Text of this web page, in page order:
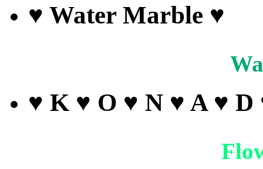
♥ Water Marble ♥
♥ K ♥ O ♥ N ♥ A ♥ D